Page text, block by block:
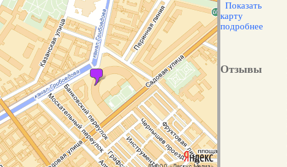
Показать
карту
подробнее
Отзывы